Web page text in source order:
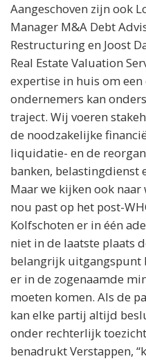
Aangeschoven zijn ook
Manager M&A Debt
Restructuring en Joost
Real Estate Valuation
expertise in huis om
ondernemers kan
traject. Wij voeren
de noodzakelijke
liquidatie- en de
banken, belastingdienst
Maar we kijken ook
nou past op het post-
Kolfschoten er in één
niet in de laatste plaats
belangrijk uitgangspunt
er in de zogenaamde
moeten komen. Als de
kan elke partij altijd
onder rechterlijk
benadrukt Verstappen,